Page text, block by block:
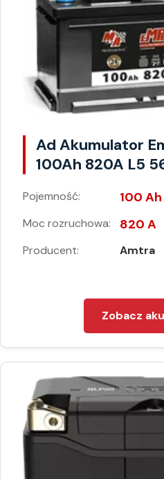
Ad Akumulator
100Ah 820A L5
Pojemność: 100 Ah
Moc rozruchowa: 820 A
Producent: Amtra
Zobacz